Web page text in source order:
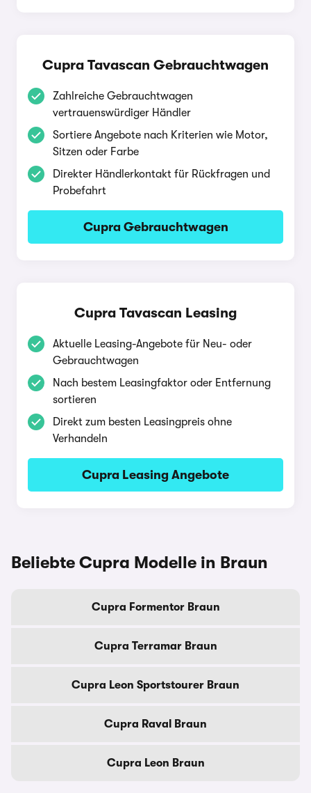
Cupra Tavascan Gebrauchtwagen
Zahlreiche Gebrauchtwagen
vertrauenswürdiger Händler
Sortiere Angebote nach Kriterien wie Motor,
Sitzen oder Farbe
Direkter Händlerkontakt für Rückfragen und
Probefahrt
Cupra Gebrauchtwagen
Cupra Tavascan Leasing
Aktuelle Leasing-Angebote für Neu- oder
Gebrauchtwagen
Nach bestem Leasingfaktor oder Entfernung
sortieren
Direkt zum besten Leasingpreis ohne
Verhandeln
Cupra Leasing Angebote
Beliebte Cupra Modelle in Braun
Cupra Formentor Braun
Cupra Terramar Braun
Cupra Leon Sportstourer Braun
Cupra Raval Braun
Cupra Leon Braun